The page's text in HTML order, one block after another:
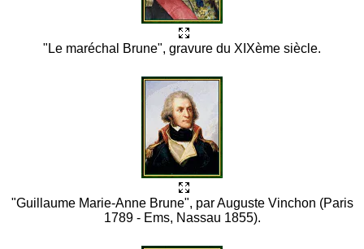
"Le maréchal Brune", gravure du XIXème siècle.
"Guillaume Marie-Anne Brune", par Auguste Vinchon (Paris
1789 - Ems, Nassau 1855).